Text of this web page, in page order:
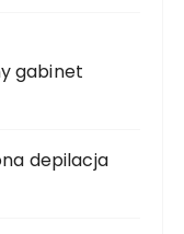
gabinet
depilacja